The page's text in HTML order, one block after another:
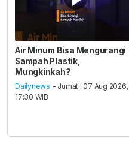
Air Minum Bisa Mengurangi
Sampah Plastik,
Mungkinkah?
Dailynews - Jumat , 07 Aug 2026,
17:30 WIB